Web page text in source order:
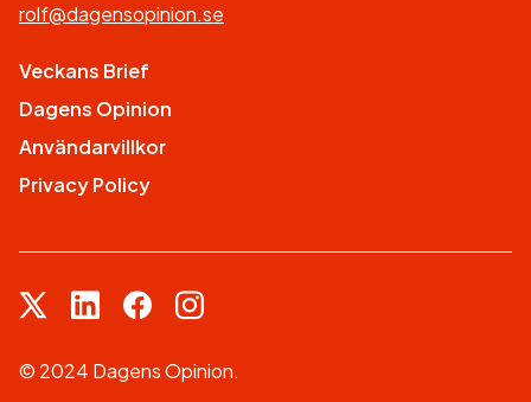
rolf@dagensopinion.se
Veckans Brief
Dagens Opinion
Användarvillkor
Privacy Policy
© 2024 Dagens Opinion.